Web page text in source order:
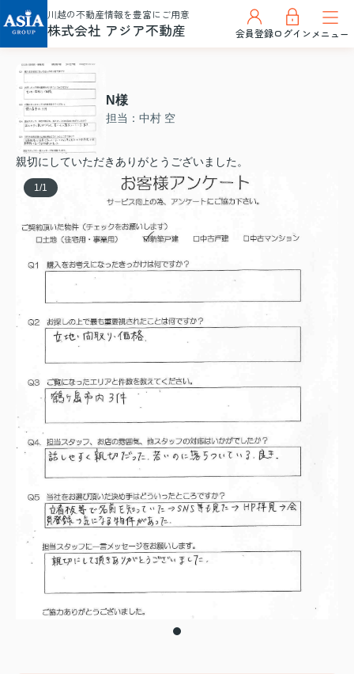
川越の不動産情報を豊富にご用意
株式会社 アジア不動産 会員登録ログインメニュー
N様
担当：中村 空
親切にしていただきありがとうございました。
1 /1